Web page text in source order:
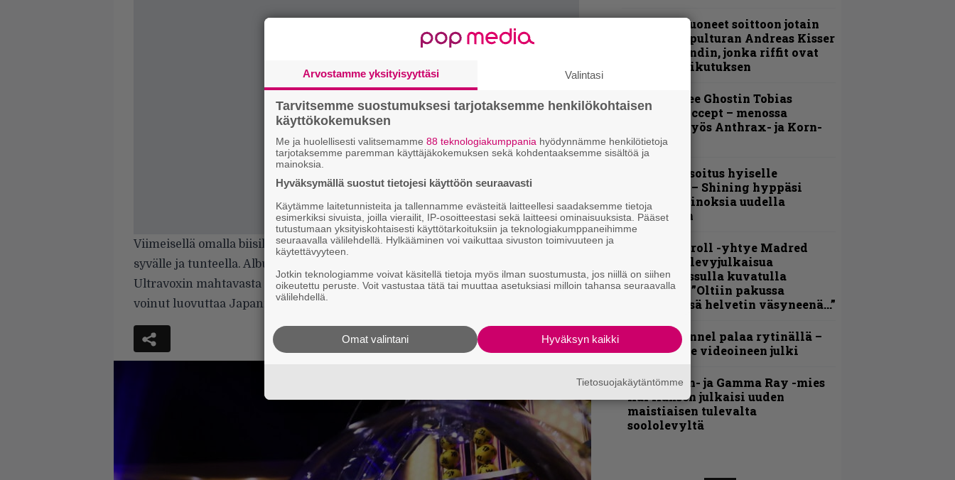
Viimeisellä omalla biisillä The Cold Unknownilla Warmen viiltää erityisen
syvälle ja tunteella. Albumin varsinaisen päätöksen, tarpeettoman tulkinnan
Ultravoxin mahtavasta kasarihitistä Dancing with Tears in My Eyesista olisikin
voinut luovuttaa Japanille ja antaa ikiomien sävelten tuikata pisteen.
”He ovat tuoneet soittoon jotain
uutta” – Sepulturan Andreas Kisser
nimeää bändin, jonka riffit ovat
tehneet vaikutuksen
Näin lähtee Ghostin Tobias
Forgelta Accept – menossa
mukana myös Anthrax- ja Korn-
miehistöä
Kunnianosoitus hyiselle
Pohjolalle – Shining hyppäsi
keskelle kinoksia uudella
videollaan
Thrash ’n’ roll -yhtye Madred
ryydittää levyjulkaisua
keikkareissulla kuvatulla
videolla – ”Oltiin pakussa
kusihädässä helvetin väsyneenä…”
Blind Channel palaa rytinällä –
tuplasingle videoineen julki
Helloween- ja Gamma Ray -mies
Kai Hansen julkaisi uuden
maistiaisen tulevalta
soololevyltä
Arvostamme yksityisyyttäsi Valintasi
Tarvitsemme suostumuksesi tarjotaksemme henkilökohtaisen
käyttökokemuksen
Me ja huolellisesti valitsemamme 88 teknologiakumppania hyödynnämme henkilötietoja
tarjotaksemme paremman käyttäjäkokemuksen sekä kohdentaaksemme sisältöä ja
mainoksia.
Hyväksymällä suostut tietojesi käyttöön seuraavasti
Käytämme laitetunnisteita ja tallennamme evästeitä laitteellesi saadaksemme tietoja
esimerkiksi sivuista, joilla vierailit, IP-osoitteestasi sekä laitteesi ominaisuuksista. Pääset
tutustumaan yksityiskohtaisesti käyttötarkoituksiin ja teknologiakumppaneihimme
seuraavalla välilehdellä. Hylkääminen voi vaikuttaa sivuston toimivuuteen ja
käytettävyyteen.
Jotkin teknologiamme voivat käsitellä tietoja myös ilman suostumusta, jos niillä on siihen
oikeutettu peruste. Voit vastustaa tätä tai muuttaa asetuksiasi milloin tahansa seuraavalla
välilehdellä.
Hyväksyn kaikki
Omat valintani
Tietosuojakäytäntömme